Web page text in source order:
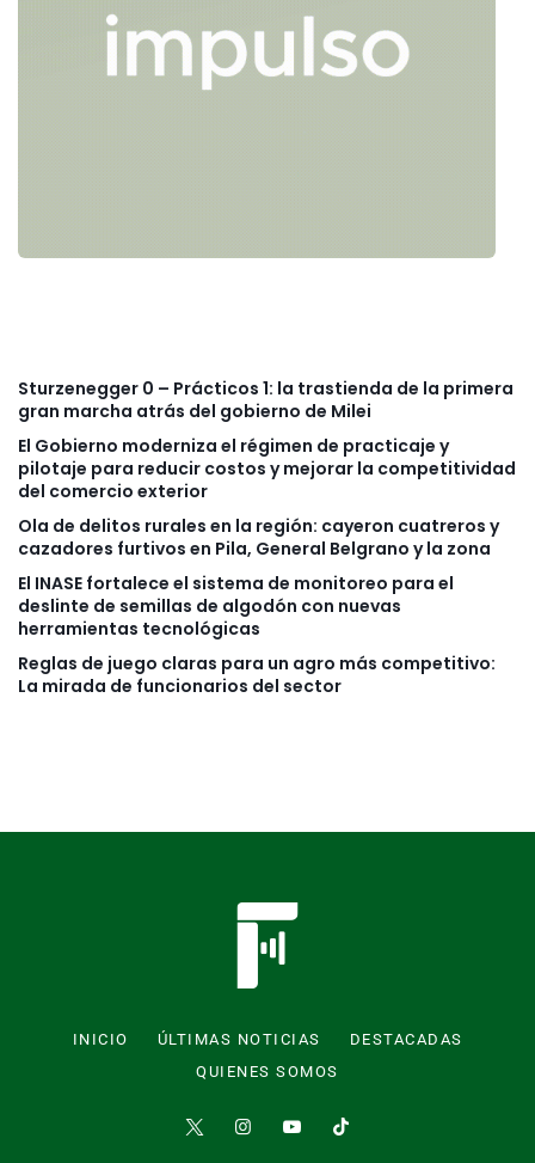
Sturzenegger 0 – Prácticos 1: la trastienda de la primera
gran marcha atrás del gobierno de Milei
El Gobierno moderniza el régimen de practicaje y
pilotaje para reducir costos y mejorar la competitividad
del comercio exterior
Ola de delitos rurales en la región: cayeron cuatreros y
cazadores furtivos en Pila, General Belgrano y la zona
El INASE fortalece el sistema de monitoreo para el
deslinte de semillas de algodón con nuevas
herramientas tecnológicas
Reglas de juego claras para un agro más competitivo:
La mirada de funcionarios del sector
INICIO ÚLTIMAS NOTICIAS
DESTACADAS
QUIENES SOMOS